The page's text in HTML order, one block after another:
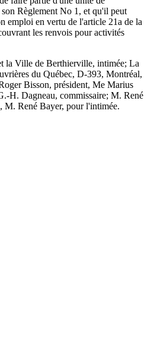
Règlement No 1, et qu'il peut
emploi en vertu de l'article 21a de la
les renvois pour activités
la Ville de Berthierville, intimée; La
du Québec, D-393, Montréal,
Bisson, président, Me Marius
H. Dagneau, commissaire; M. René
M. René Bayer, pour l'intimée.